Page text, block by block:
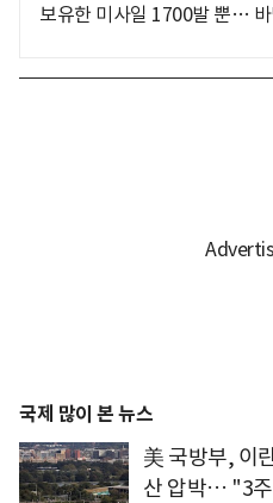
보유한 미사일 1700발 뿐…
국제 많이 본 뉴스
美 국방부, 이
산 압박… "3주